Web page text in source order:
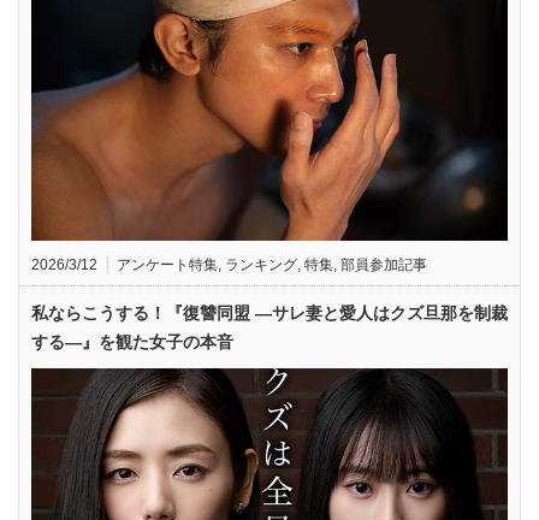
2026/3/12 アンケート特集, ランキング, 特集, 部員参加記事
私ならこうする！『復讐同盟 —サレ妻と愛人はクズ旦那を制裁
する—』を観た女子の本音